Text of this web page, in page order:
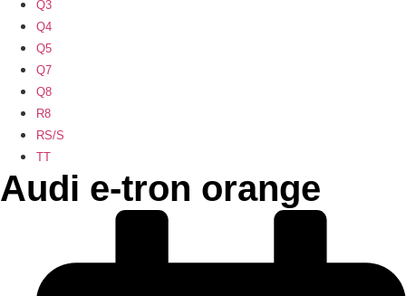
Q3
Q4
Q5
Q7
Q8
R8
RS/S
TT
Audi e-tron orange